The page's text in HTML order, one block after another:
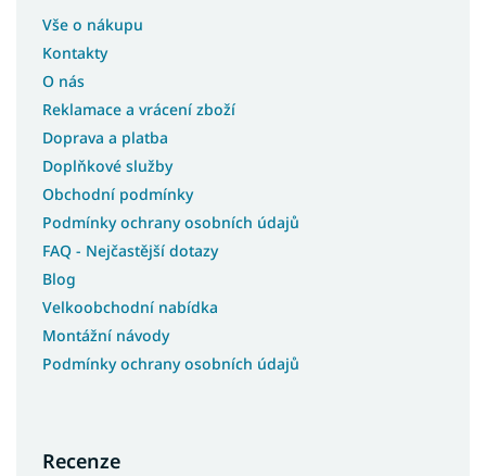
Vše o nákupu
Kontakty
O nás
Reklamace a vrácení zboží
Doprava a platba
Doplňkové služby
Obchodní podmínky
Podmínky ochrany osobních údajů
FAQ - Nejčastější dotazy
Blog
Velkoobchodní nabídka
Montážní návody
Podmínky ochrany osobních údajů
Recenze